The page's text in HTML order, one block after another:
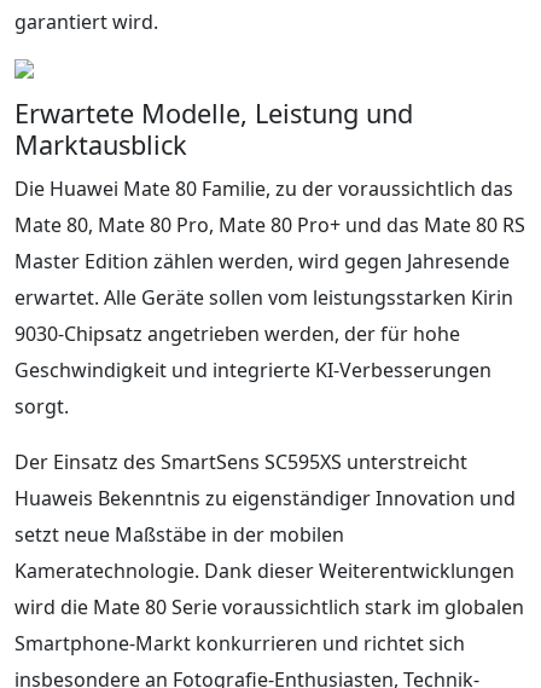
garantiert wird.
Erwartete Modelle, Leistung und
Marktausblick
Die Huawei Mate 80 Familie, zu der voraussichtlich das
Mate 80, Mate 80 Pro, Mate 80 Pro+ und das Mate 80 RS
Master Edition zählen werden, wird gegen Jahresende
erwartet. Alle Geräte sollen vom leistungsstarken Kirin
9030-Chipsatz angetrieben werden, der für hohe
Geschwindigkeit und integrierte KI-Verbesserungen
sorgt.
Der Einsatz des SmartSens SC595XS unterstreicht
Huaweis Bekenntnis zu eigenständiger Innovation und
setzt neue Maßstäbe in der mobilen
Kameratechnologie. Dank dieser Weiterentwicklungen
wird die Mate 80 Serie voraussichtlich stark im globalen
Smartphone-Markt konkurrieren und richtet sich
insbesondere an Fotografie-Enthusiasten, Technik-